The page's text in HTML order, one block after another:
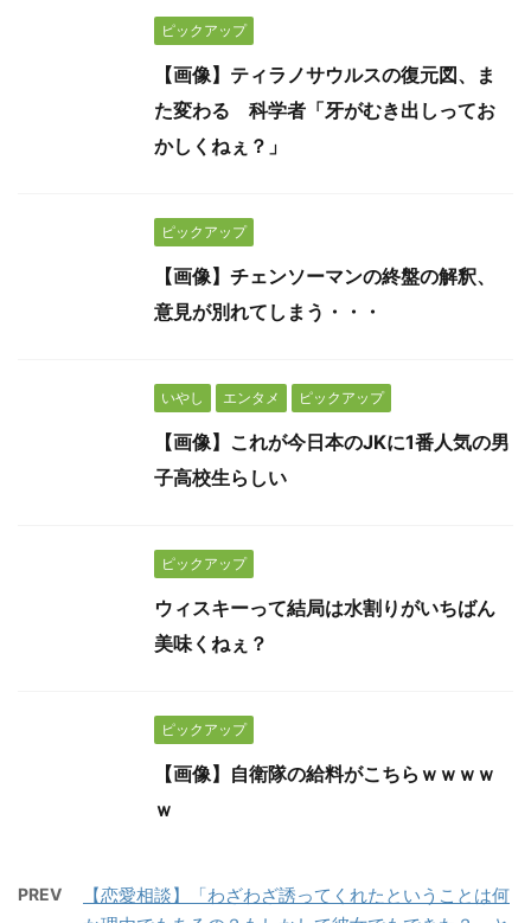
ピックアップ
【画像】ティラノサウルスの復元図、ま
た変わる 科学者「牙がむき出しってお
かしくねぇ？」
ピックアップ
【画像】チェンソーマンの終盤の解釈、
意見が別れてしまう・・・
いやし エンタメ ピックアップ
【画像】これが今日本のJKに1番人気の男
子高校生らしい
ピックアップ
ウィスキーって結局は水割りがいちばん
美味くねぇ？
ピックアップ
【画像】自衛隊の給料がこちらｗｗｗｗ
ｗ
PREV
【恋愛相談】「わざわざ誘ってくれたということは何